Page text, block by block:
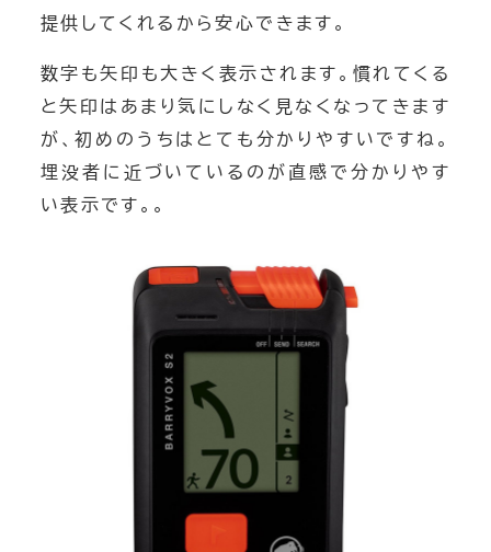
提供してくれるから安心できます。
数字も矢印も大きく表示されます。慣れてくる
と矢印はあまり気にしなく見なくなってきます
が、初めのうちはとても分かりやすいですね。
埋没者に近づいているのが直感で分かりやす
い表示です。。